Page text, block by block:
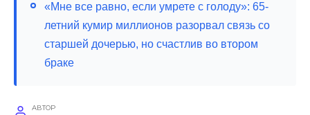
«Мне все равно, если умрете с голоду»: 65-
летний кумир миллионов разорвал связь со
старшей дочерью, но счастлив во втором
браке
АВТОР